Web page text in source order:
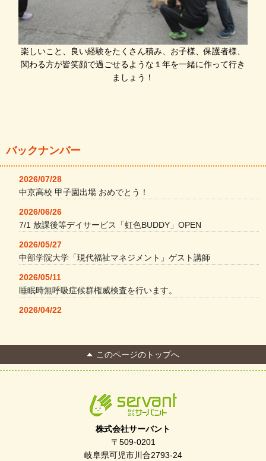
楽しいこと、良い経験をたくさん積み、お子様、保護者様、
関わる方が皆笑顔で過ごせるような１年を一緒に作って行き
ましょう！
バックナンバー
2026/07/28
中京高校 甲子園出場 おめでとう！
2026/06/26
7/1 放課後等デイサービス「虹色BUDDY」OPEN
2026/05/27
中部学院大学「現代福祉マネジメント」ゲスト講師
2026/05/11
睡眠時無呼吸症候群権威検査を行います。
2026/04/22
2026/04/13
FC Bombonera 岐阜県No.1
令和7年度 岐阜県スポーツ賞「FC Bombonera」
このページのトップへ
株式会社サーバント
〒509-0201
岐阜県可児市川合2793-24